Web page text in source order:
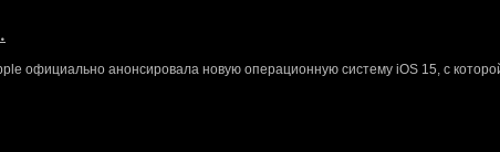
официально анонсировала новую операционную систему iOS 15, с